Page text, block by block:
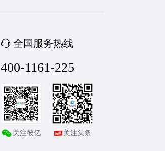
全国服务热线
400-1161-225
关注彼亿 关注头条